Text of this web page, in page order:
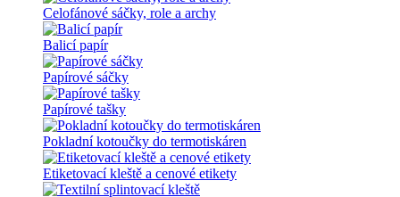
Celofánové sáčky, role a archy
Balicí papír
Papírové sáčky
Papírové tašky
Pokladní kotoučky do termotiskáren
Etiketovací kleště a cenové etikety